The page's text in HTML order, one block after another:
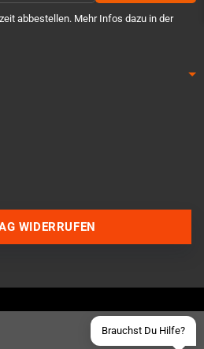
abbestellen. Mehr Infos dazu in der
Brauchst Du Hilfe?
Schick uns eine eMail
WIDERRUFEN